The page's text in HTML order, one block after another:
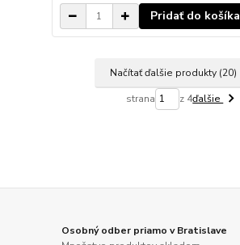
Pridať do košíka
Načítať ďalšie produkty (20)
strana z 4ďalšie
Osobný odber priamo v Bratislave